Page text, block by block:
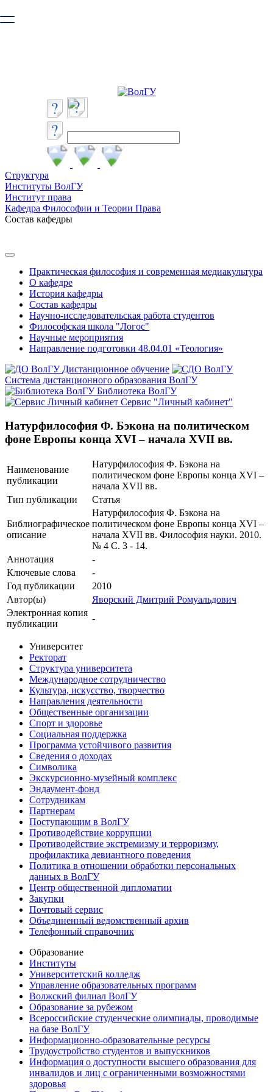
безопасную работу с сайтом. Пожалуйста
Структура
Институты ВолГУ
Институт права
Кафедра Философии и Теории Права
Состав кафедры
Практическая философия и современная медиакультура
О кафедре
История кафедры
Состав кафедры
Научно-исследовательская работа студентов
Философская школа "Логос"
Научные мероприятия
Направление подготовки 48.04.01 «Теология»
Дистанционное обучение
Система дистанционного образования ВолГУ
Библиотека ВолГУ
Сервис "Личный кабинет"
Натурфилософия Ф. Бэкона на политическом
фоне Европы конца XVI – начала XVII вв.
Наименование
публикации
Натурфилософия Ф. Бэкона на
политическом фоне Европы конца XVI –
начала XVII вв.
Тип публикации
Статья
Библиографическое
описание
Натурфилософия Ф. Бэкона на
политическом фоне Европы конца XVI –
начала XVII вв. Философия науки. 2010.
№ 4 С. 3 - 14.
Аннотация
-
Ключевые cлова
-
Год публикации
2010
Автор(ы)
Яворский Дмитрий Ромуальдович
Электронная копия
публикации
-
Университет
Ректорат
Структура университета
Международное сотрудничество
Культура, искусство, творчество
Направления деятельности
Общественные организации
Спорт и здоровье
Социальная поддержка
Программа устойчивого развития
Сведения о доходах
Символика
Экскурсионно-музейный комплекс
Эндаумент-фонд
Сотрудникам
Партнерам
Поступающим в ВолГУ
Противодействие коррупции
Противодействие экстремизму и терроризму,
профилактика девиантного поведения
Политика в отношении обработки персональных
данных в ВолГУ
Центр общественной дипломатии
Закупки
Почтовый сервис
Объединенный ведомственный архив
Телефонный справочник
Образование
Институты
Университетский колледж
Управление образовательных программ
Волжский филиал ВолГУ
Образование за рубежом
Всероссийские студенческие олимпиады, проводимые
на базе ВолГУ
Информационно-образовательные ресурсы
Трудоустройство студентов и выпускников
Информация о доступности высшего образования для
инвалидов и лиц с ограниченными возможностями
здоровья